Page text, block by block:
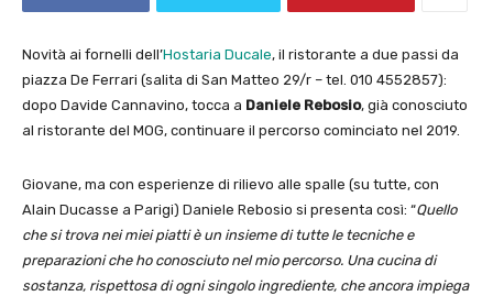
Novità ai fornelli dell’Hostaria Ducale, il ristorante a due passi da
piazza De Ferrari (salita di San Matteo 29/r – tel. 010 4552857):
dopo Davide Cannavino, tocca a Daniele Rebosio, già conosciuto
al ristorante del MOG, continuare il percorso cominciato nel 2019.
Giovane, ma con esperienze di rilievo alle spalle (su tutte, con
Alain Ducasse a Parigi) Daniele Rebosio si presenta così: “Quello
che si trova nei miei piatti è un insieme di tutte le tecniche e
preparazioni che ho conosciuto nel mio percorso. Una cucina di
sostanza, rispettosa di ogni singolo ingrediente, che ancora impiega